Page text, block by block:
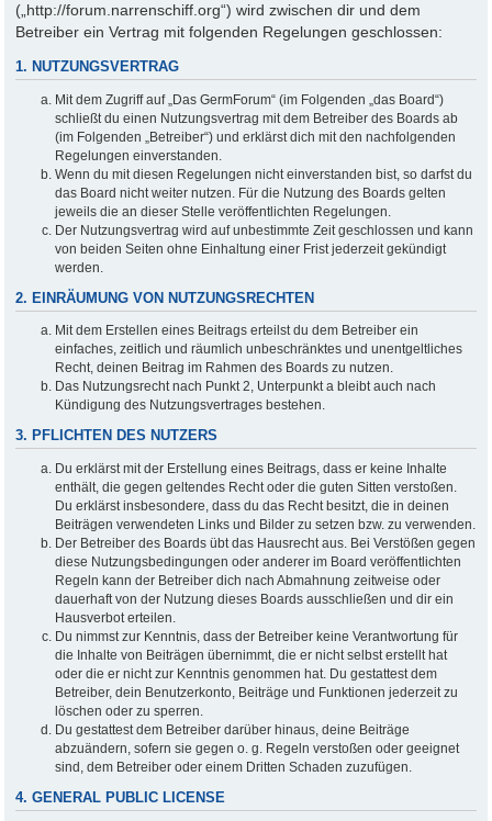
(„http://forum.narrenschiff.org“) wird zwischen dir und dem
Betreiber ein Vertrag mit folgenden Regelungen geschlossen:
1. NUTZUNGSVERTRAG
Mit dem Zugriff auf „Das GermForum“ (im Folgenden „das Board“)
schließt du einen Nutzungsvertrag mit dem Betreiber des Boards ab
(im Folgenden „Betreiber“) und erklärst dich mit den nachfolgenden
Regelungen einverstanden.
Wenn du mit diesen Regelungen nicht einverstanden bist, so darfst du
das Board nicht weiter nutzen. Für die Nutzung des Boards gelten
jeweils die an dieser Stelle veröffentlichten Regelungen.
Der Nutzungsvertrag wird auf unbestimmte Zeit geschlossen und kann
von beiden Seiten ohne Einhaltung einer Frist jederzeit gekündigt
werden.
2. EINRÄUMUNG VON NUTZUNGSRECHTEN
Mit dem Erstellen eines Beitrags erteilst du dem Betreiber ein
einfaches, zeitlich und räumlich unbeschränktes und unentgeltliches
Recht, deinen Beitrag im Rahmen des Boards zu nutzen.
Das Nutzungsrecht nach Punkt 2, Unterpunkt a bleibt auch nach
Kündigung des Nutzungsvertrages bestehen.
3. PFLICHTEN DES NUTZERS
Du erklärst mit der Erstellung eines Beitrags, dass er keine Inhalte
enthält, die gegen geltendes Recht oder die guten Sitten verstoßen.
Du erklärst insbesondere, dass du das Recht besitzt, die in deinen
Beiträgen verwendeten Links und Bilder zu setzen bzw. zu verwenden.
Der Betreiber des Boards übt das Hausrecht aus. Bei Verstößen gegen
diese Nutzungsbedingungen oder anderer im Board veröffentlichten
Regeln kann der Betreiber dich nach Abmahnung zeitweise oder
dauerhaft von der Nutzung dieses Boards ausschließen und dir ein
Hausverbot erteilen.
Du nimmst zur Kenntnis, dass der Betreiber keine Verantwortung für
die Inhalte von Beiträgen übernimmt, die er nicht selbst erstellt hat
oder die er nicht zur Kenntnis genommen hat. Du gestattest dem
Betreiber, dein Benutzerkonto, Beiträge und Funktionen jederzeit zu
löschen oder zu sperren.
Du gestattest dem Betreiber darüber hinaus, deine Beiträge
abzuändern, sofern sie gegen o. g. Regeln verstoßen oder geeignet
sind, dem Betreiber oder einem Dritten Schaden zuzufügen.
4. GENERAL PUBLIC LICENSE